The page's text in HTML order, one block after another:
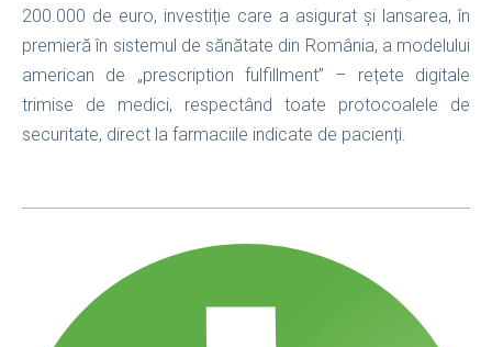
200.000 de euro, investiție care a asigurat și lansarea, în
premieră în sistemul de sănătate din România, a modelului
american de „prescription fulfillment” – rețete digitale
trimise de medici, respectând toate protocoalele de
securitate, direct la farmaciile indicate de pacienți.